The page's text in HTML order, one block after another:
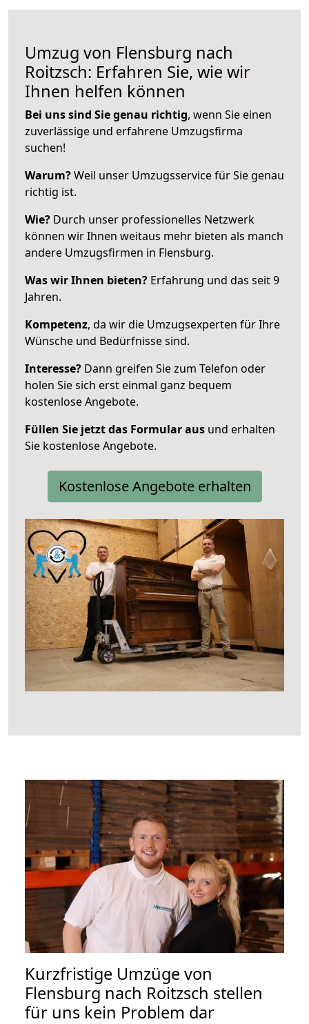
Umzug von Flensburg nach
Roitzsch: Erfahren Sie, wie wir
Ihnen helfen können
Bei uns sind Sie genau richtig, wenn Sie einen
zuverlässige und erfahrene Umzugsfirma
suchen!
Warum?Weil unser Umzugsservice für Sie genau
richtig ist.
Wie? Durch unser professionelles Netzwerk
können wir Ihnen weitaus mehr bieten als manch
andere Umzugsfirmen in Flensburg.
Was wir Ihnen bieten? Erfahrung und das seit 9
Jahren.
Kompetenz, da wir die Umzugsexperten für Ihre
Wünsche und Bedürfnisse sind.
Interesse? Dann greifen Sie zum Telefon oder
holen Sie sich erst einmal ganz bequem
kostenlose Angebote.
Füllen Sie jetzt das Formular aus und erhalten
Sie kostenlose Angebote.
Kostenlose Angebote erhalten
Kurzfristige Umzüge von
Flensburg nach Roitzsch stellen
für uns kein Problem dar